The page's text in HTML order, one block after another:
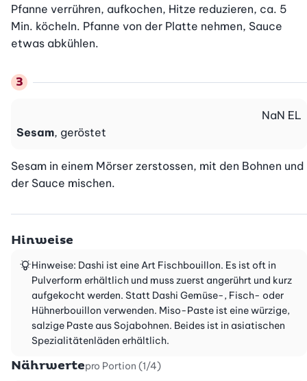
Pfanne verrühren, aufkochen, Hitze reduzieren, ca. 5
Min. köcheln. Pfanne von der Platte nehmen, Sauce
etwas abkühlen.
Sesam, geröstet
NaN EL
Sesam in einem Mörser zerstossen, mit den Bohnen und
der Sauce mischen.
Hinweise
Hinweise: Dashi ist eine Art Fischbouillon. Es ist oft in
Pulverform erhältlich und muss zuerst angerührt und kurz
aufgekocht werden. Statt Dashi Gemüse-, Fisch- oder
Hühnerbouillon verwenden. Miso-Paste ist eine würzige,
salzige Paste aus Sojabohnen. Beides ist in asiatischen
Spezialitätenläden erhältlich.
Nährwertepro Portion (1/4)